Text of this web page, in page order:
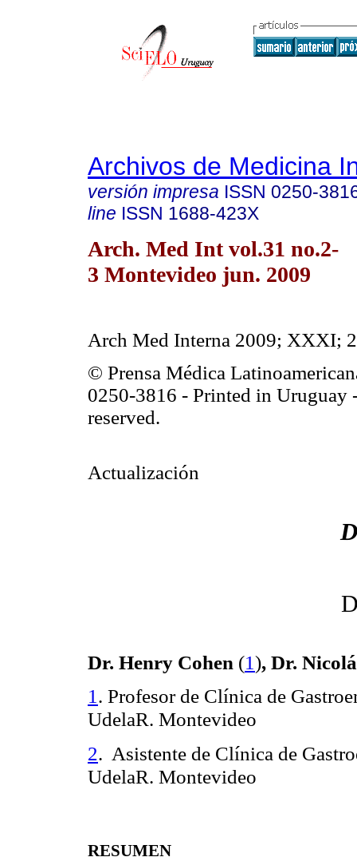
Archivos de Medicina
versión impresa ISSN 0250-
line ISSN 1688-423X
Arch. Med Int vol.31 no.2-
3 Montevideo jun. 2009
Arch Med Interna 2009; XXXI;
© Prensa Médica
0250-3816 - Printed in Uruguay
reserved.
Actualización
Dr. Henry Cohen (1), Dr.
1. Profesor de Clínica de
UdelaR. Montevideo
2. Asistente de Clínica de
UdelaR. Montevideo
RESUMEN